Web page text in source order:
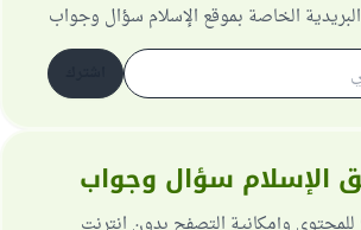
الخاصة بموقع الإسلام سؤال وجواب
الإسلام سؤال وجواب